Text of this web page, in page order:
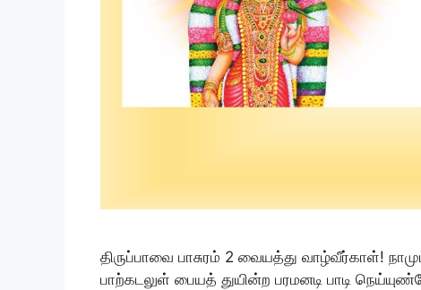
திருப்பாவை பாசுரம் 2 வையத்து வாழ்வீர்காள்!
பாற்கடலுள் பையத் துயின்ற பரமனடி பாடி